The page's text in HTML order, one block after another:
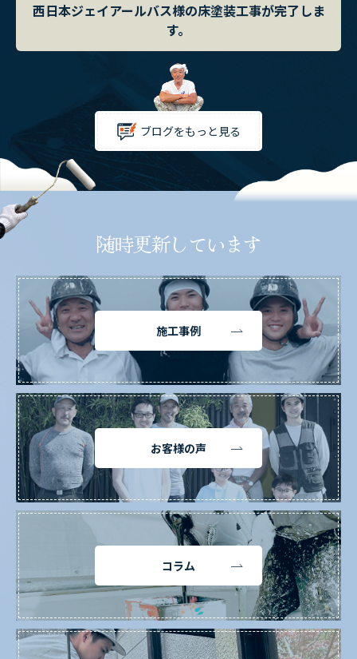
西日本ジェイアールバス様の床塗装工事が完了しま
す。
ブログをもっと見る
随時更新しています
施工事例
お客様の声
コラム